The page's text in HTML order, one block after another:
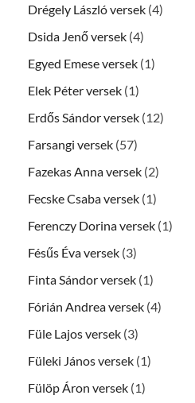
Drégely László versek (4)
Dsida Jenő versek (4)
Egyed Emese versek (1)
Elek Péter versek (1)
Erdős Sándor versek (12)
Farsangi versek (57)
Fazekas Anna versek (2)
Fecske Csaba versek (1)
Ferenczy Dorina versek (1)
Fésűs Éva versek (3)
Finta Sándor versek (1)
Fórián Andrea versek (4)
Füle Lajos versek (3)
Füleki János versek (1)
Fülöp Áron versek (1)